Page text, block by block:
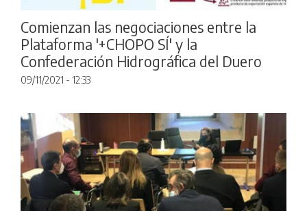
Comienzan las negociaciones entre la
Plataforma '+CHOPO SÍ' y la
Confederación Hidrográfica del Duero
09/11/2021 - 12:33